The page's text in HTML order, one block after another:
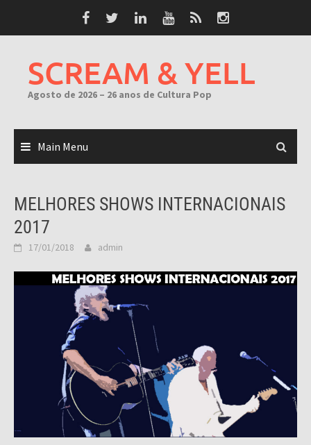
SCREAM & YELL
Agosto de 2026 – 26 anos de Cultura Pop
Main Menu
MELHORES SHOWS INTERNACIONAIS
2017
17/01/2018 admin